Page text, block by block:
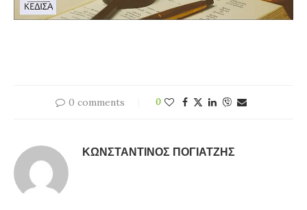
0 comments 0
ΚΩΝΣΤΑΝΤΊΝΟΣ ΠΟΓΙΑΤΖΉΣ